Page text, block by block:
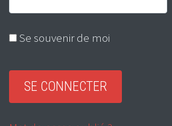
Se souvenir de moi